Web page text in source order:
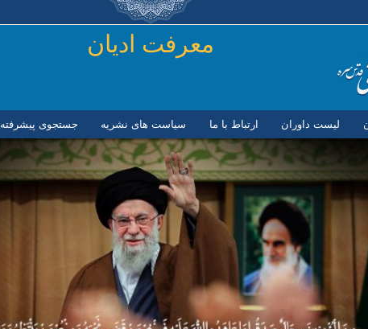
رفتن به محتوای اصلی
معرفت ادیان
لیست داوران ارتباط با ما سیاست های نشریه جستجوی پیشرفته